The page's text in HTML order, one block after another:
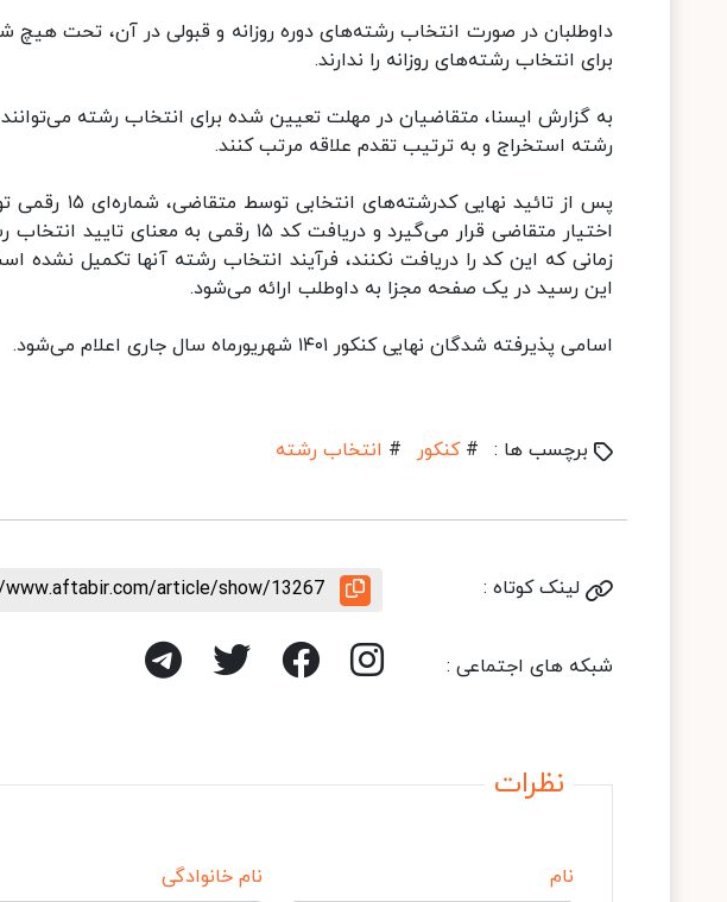
داوطلبان در صورت انتخاب رشته‌های دوره روزانه و قبولی در آن، تحت
برای انتخاب رشته‌های روزانه را ندارند.
رشته استخراج و به ترتیب تقدم علاقه مرتب کنند.
پس از تائید
اختیار متقاضی قرار می‌گیرد و دریافت کد ۱۵
زمانی که این کد را دریافت نکنند، فرآیند انتخاب رشته آنها تکمیل نشده
این رسید در یک صفحه مجزا به داوطلب ارائه می‌شود.
اسامی پذیرفته شدگان نهایی کنکور ۱۴۰۱ شهریورماه سال جاری اعلام می‌شود.
برچسب ها : # کنکور # انتخاب رشته
لینک کوتاه : article/show/13267
شبکه های اجتماعی :
نظرات
نام نام خانوادگی